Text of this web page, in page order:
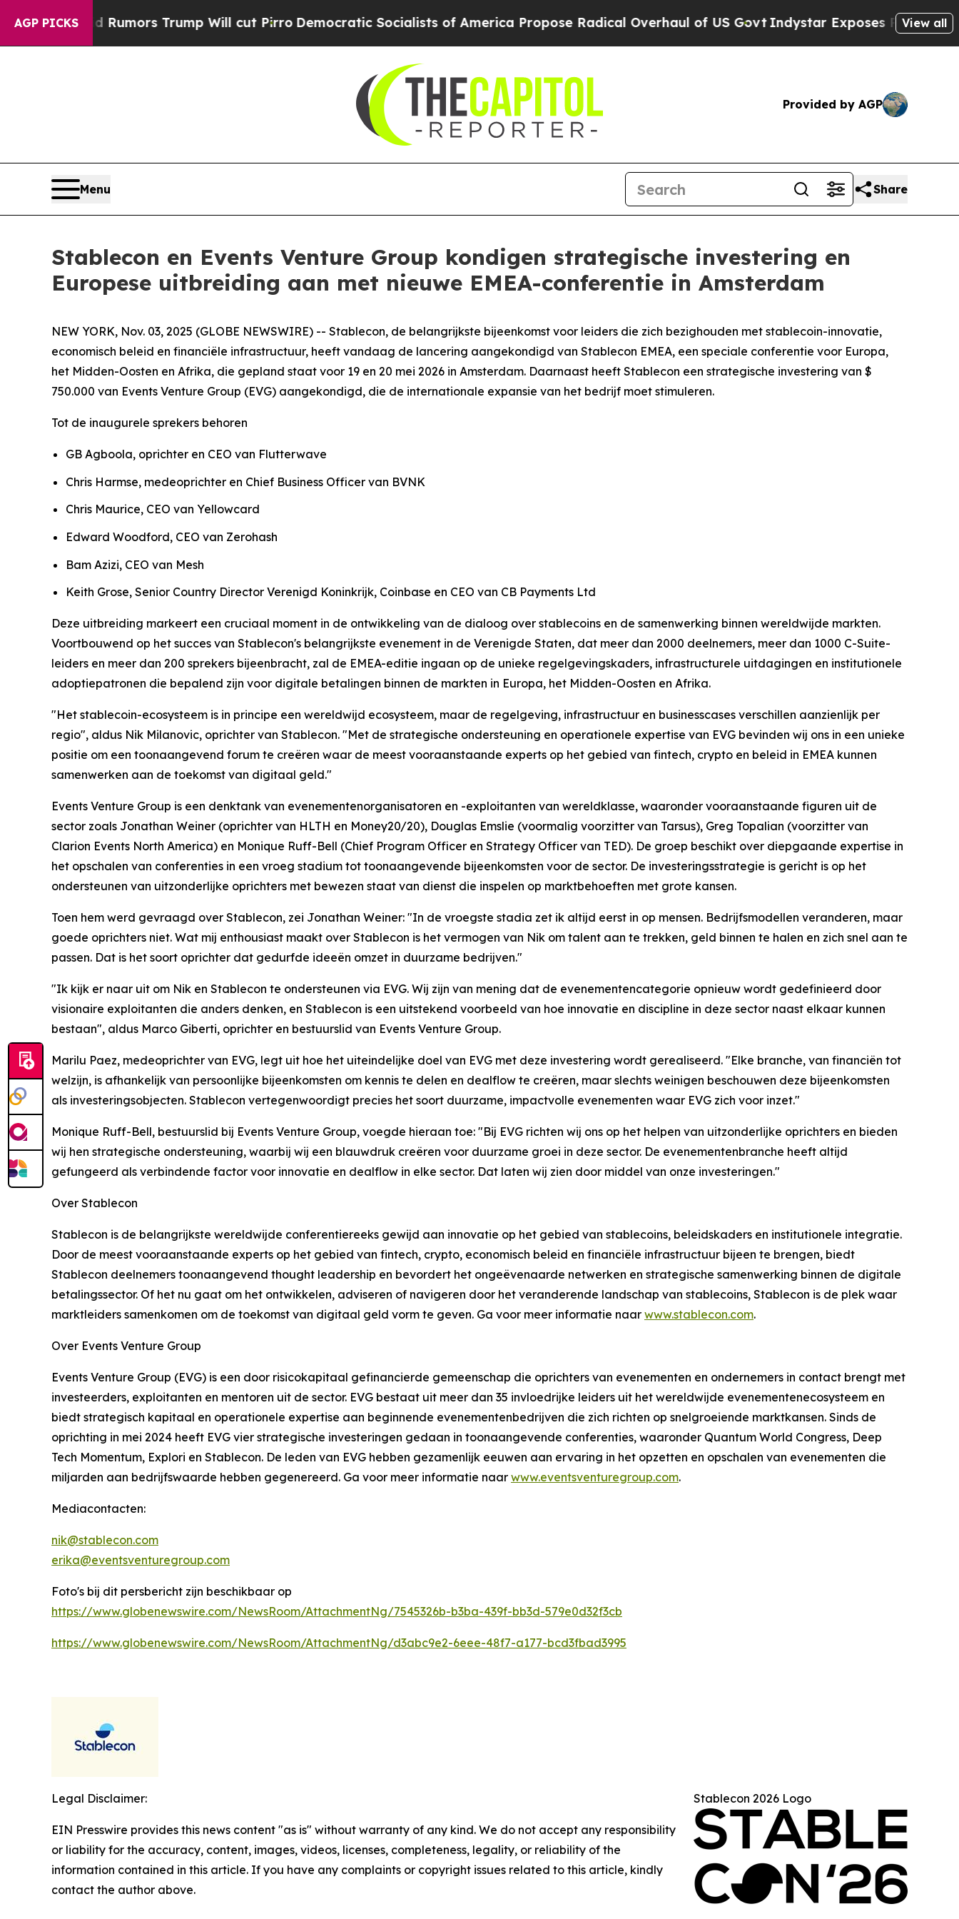
AGP PICKS
Rumors Trump Will cut PirroDemocratic Socialists of America Propose Radical Overhaul of US Govt Indystar Exposes Prison Failures,View all
Provided by AGP
Menu Share
Stablecon en Events Venture Group kondigen strategische investering en
Europese uitbreiding aan met nieuwe EMEA-conferentie in Amsterdam
NEW YORK, Nov. 03, 2025 (GLOBE NEWSWIRE) -- Stablecon, de belangrijkste bijeenkomst voor leiders die zich bezighouden met stablecoin-innovatie,
economisch beleid en financiële infrastructuur, heeft vandaag de lancering aangekondigd van Stablecon EMEA, een speciale conferentie voor Europa,
het Midden-Oosten en Afrika, die gepland staat voor 19 en 20 mei 2026 in Amsterdam. Daarnaast heeft Stablecon een strategische investering van $
750.000 van Events Venture Group (EVG) aangekondigd, die de internationale expansie van het bedrijf moet stimuleren.
Tot de inaugurele sprekers behoren
GB Agboola, oprichter en CEO van Flutterwave
Chris Harmse, medeoprichter en Chief Business Officer van BVNK
Chris Maurice, CEO van Yellowcard
Edward Woodford, CEO van Zerohash
Bam Azizi, CEO van Mesh
Keith Grose, Senior Country Director Verenigd Koninkrijk, Coinbase en CEO van CB Payments Ltd
Deze uitbreiding markeert een cruciaal moment in de ontwikkeling van de dialoog over stablecoins en de samenwerking binnen wereldwijde markten.
Voortbouwend op het succes van Stablecon's belangrijkste evenement in de Verenigde Staten, dat meer dan 2000 deelnemers, meer dan 1000 C-Suite-
leiders en meer dan 200 sprekers bijeenbracht, zal de EMEA-editie ingaan op de unieke regelgevingskaders, infrastructurele uitdagingen en institutionele
adoptiepatronen die bepalend zijn voor digitale betalingen binnen de markten in Europa, het Midden-Oosten en Afrika.
"Het stablecoin-ecosysteem is in principe een wereldwijd ecosysteem, maar de regelgeving, infrastructuur en businesscases verschillen aanzienlijk per
regio", aldus Nik Milanovic, oprichter van Stablecon. "Met de strategische ondersteuning en operationele expertise van EVG bevinden wij ons in een unieke
positie om een toonaangevend forum te creëren waar de meest vooraanstaande experts op het gebied van fintech, crypto en beleid in EMEA kunnen
samenwerken aan de toekomst van digitaal geld."
Events Venture Group is een denktank van evenementenorganisatoren en -exploitanten van wereldklasse, waaronder vooraanstaande figuren uit de
sector zoals Jonathan Weiner (oprichter van HLTH en Money20/20), Douglas Emslie (voormalig voorzitter van Tarsus), Greg Topalian (voorzitter van
Clarion Events North America) en Monique Ruff-Bell (Chief Program Officer en Strategy Officer van TED). De groep beschikt over diepgaande expertise in
het opschalen van conferenties in een vroeg stadium tot toonaangevende bijeenkomsten voor de sector. De investeringsstrategie is gericht is op het
ondersteunen van uitzonderlijke oprichters met bewezen staat van dienst die inspelen op marktbehoeften met grote kansen.
Toen hem werd gevraagd over Stablecon, zei Jonathan Weiner: "In de vroegste stadia zet ik altijd eerst in op mensen. Bedrijfsmodellen veranderen, maar
goede oprichters niet. Wat mij enthousiast maakt over Stablecon is het vermogen van Nik om talent aan te trekken, geld binnen te halen en zich snel aan te
passen. Dat is het soort oprichter dat gedurfde ideeën omzet in duurzame bedrijven."
"Ik kijk er naar uit om Nik en Stablecon te ondersteunen via EVG. Wij zijn van mening dat de evenementencategorie opnieuw wordt gedefinieerd door
visionaire exploitanten die anders denken, en Stablecon is een uitstekend voorbeeld van hoe innovatie en discipline in deze sector naast elkaar kunnen
bestaan", aldus Marco Giberti, oprichter en bestuurslid van Events Venture Group.
Marilu Paez, medeoprichter van EVG, legt uit hoe het uiteindelijke doel van EVG met deze investering wordt gerealiseerd. "Elke branche, van financiën tot
welzijn, is afhankelijk van persoonlijke bijeenkomsten om kennis te delen en dealflow te creëren, maar slechts weinigen beschouwen deze bijeenkomsten
als investeringsobjecten. Stablecon vertegenwoordigt precies het soort duurzame, impactvolle evenementen waar EVG zich voor inzet."
Monique Ruff-Bell, bestuurslid bij Events Venture Group, voegde hieraan toe: "Bij EVG richten wij ons op het helpen van uitzonderlijke oprichters en bieden
wij hen strategische ondersteuning, waarbij wij een blauwdruk creëren voor duurzame groei in deze sector. De evenementenbranche heeft altijd
gefungeerd als verbindende factor voor innovatie en dealflow in elke sector. Dat laten wij zien door middel van onze investeringen."
Over Stablecon
Stablecon is de belangrijkste wereldwijde conferentiereeks gewijd aan innovatie op het gebied van stablecoins, beleidskaders en institutionele integratie.
Door de meest vooraanstaande experts op het gebied van fintech, crypto, economisch beleid en financiële infrastructuur bijeen te brengen, biedt
Stablecon deelnemers toonaangevend thought leadership en bevordert het ongeëvenaarde netwerken en strategische samenwerking binnen de digitale
betalingssector. Of het nu gaat om het ontwikkelen, adviseren of navigeren door het veranderende landschap van stablecoins, Stablecon is de plek waar
marktleiders samenkomen om de toekomst van digitaal geld vorm te geven. Ga voor meer informatie naar www.stablecon.com.
Over Events Venture Group
Events Venture Group (EVG) is een door risicokapitaal gefinancierde gemeenschap die oprichters van evenementen en ondernemers in contact brengt met
investeerders, exploitanten en mentoren uit de sector. EVG bestaat uit meer dan 35 invloedrijke leiders uit het wereldwijde evenementenecosysteem en
biedt strategisch kapitaal en operationele expertise aan beginnende evenementenbedrijven die zich richten op snelgroeiende marktkansen. Sinds de
oprichting in mei 2024 heeft EVG vier strategische investeringen gedaan in toonaangevende conferenties, waaronder Quantum World Congress, Deep
Tech Momentum, Explori en Stablecon. De leden van EVG hebben gezamenlijk eeuwen aan ervaring in het opzetten en opschalen van evenementen die
miljarden aan bedrijfswaarde hebben gegenereerd. Ga voor meer informatie naar www.eventsventuregroup.com.
Mediacontacten:
nik@stablecon.com
erika@eventsventuregroup.com
Foto's bij dit persbericht zijn beschikbaar op
https://www.globenewswire.com/NewsRoom/AttachmentNg/7545326b-b3ba-439f-bb3d-579e0d32f3cb
https://www.globenewswire.com/NewsRoom/AttachmentNg/d3abc9e2-6eee-48f7-a177-bcd3fbad3995
Stablecon 2026 Logo
Legal Disclaimer:
EIN Presswire provides this news content "as is" without warranty of any kind. We do not accept any responsibility
or liability for the accuracy, content, images, videos, licenses, completeness, legality, or reliability of the
information contained in this article. If you have any complaints or copyright issues related to this article, kindly
contact the author above.